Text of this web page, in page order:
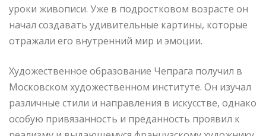
уроки живописи. Уже в подростковом возрасте он
начал создавать удивительные картины, которые
отражали его внутренний мир и эмоции.
Художественное образование Чепрага получил в
Московском художественном институте. Он изучал
различные стили и направления в искусстве, однако
особую привязанность и преданность проявил к